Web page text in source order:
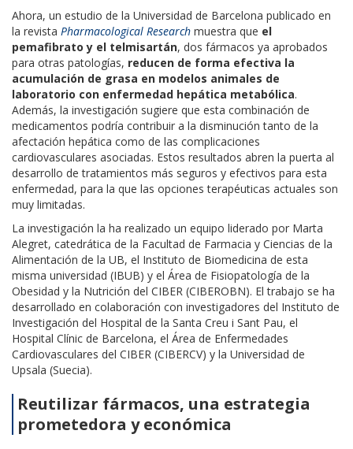
Ahora, un estudio de la Universidad de Barcelona publicado en
la revista Pharmacological Research muestra que el
pemafibrato y el telmisartán, dos fármacos ya aprobados
para otras patologías, reducen de forma efectiva la
acumulación de grasa en modelos animales de
laboratorio con enfermedad hepática metabólica.
Además, la investigación sugiere que esta combinación de
medicamentos podría contribuir a la disminución tanto de la
afectación hepática como de las complicaciones
cardiovasculares asociadas. Estos resultados abren la puerta al
desarrollo de tratamientos más seguros y efectivos para esta
enfermedad, para la que las opciones terapéuticas actuales son
muy limitadas.
La investigación la ha realizado un equipo liderado por Marta
Alegret, catedrática de la Facultad de Farmacia y Ciencias de la
Alimentación de la UB, el Instituto de Biomedicina de esta
misma universidad (IBUB) y el Área de Fisiopatología de la
Obesidad y la Nutrición del CIBER (CIBEROBN). El trabajo se ha
desarrollado en colaboración con investigadores del Instituto de
Investigación del Hospital de la Santa Creu i Sant Pau, el
Hospital Clínic de Barcelona, el Área de Enfermedades
Cardiovasculares del CIBER (CIBERCV) y la Universidad de
Upsala (Suecia).
Reutilizar fármacos, una estrategia
prometedora y económica